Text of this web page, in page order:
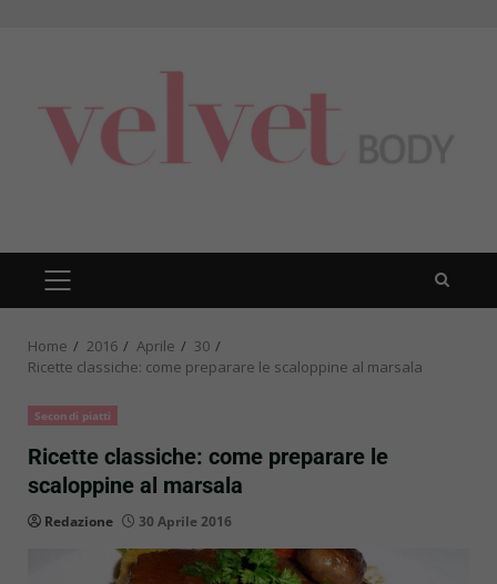
PRIMARY
MENU
Home 2016 Aprile
30
Ricette classiche: come preparare le scaloppine al marsala
Secondi piatti
Ricette classiche: come preparare le
scaloppine al marsala
Redazione 30 Aprile 2016